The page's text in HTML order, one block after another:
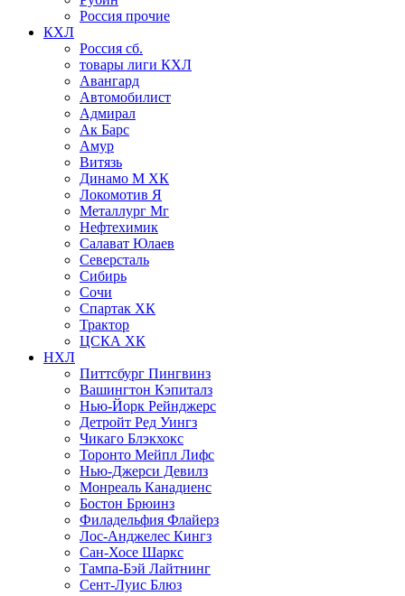
Россия прочие
КХЛ
Россия сб.
товары лиги КХЛ
Авангард
Автомобилист
Адмирал
Ак Барс
Амур
Витязь
Динамо М ХК
Локомотив Я
Металлург Мг
Нефтехимик
Салават Юлаев
Северсталь
Сибирь
Сочи
Спартак ХК
Трактор
ЦСКА ХК
НХЛ
Питтсбург Пингвинз
Вашингтон Кэпиталз
Нью-Йорк Рейнджерс
Детройт Ред Уингз
Чикаго Блэкхокс
Торонто Мейпл Лифс
Нью-Джерси Девилз
Монреаль Канадиенс
Бостон Брюинз
Филадельфия Флайерз
Лос-Анджелес Кингз
Сан-Хосе Шаркс
Тампа-Бэй Лайтнинг
Сент-Луис Блюз